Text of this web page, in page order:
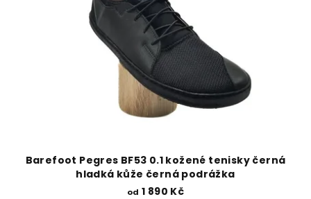
Barefoot Pegres BF53 0.1 kožené tenisky černá
hladká kůže černá podrážka
od 1 890 Kč